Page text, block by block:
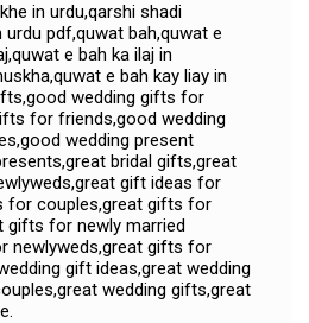
in urdu,qarshi shadi
pdf,quwat bah,quwat e
e bah ka ilaj in
e bah kay liay in
wedding gifts for
for friends,good wedding
wedding present
bridal gifts,great
gift ideas for
for couples,great gifts for
gifts for newly married
newlyweds,great gifts for
gift ideas,great wedding
wedding gifts,great